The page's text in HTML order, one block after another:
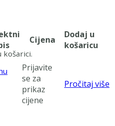
košarici.
Cijena
Dodaj u
košaricu
Prijavite
se za
prikaz
cijene
Pročitaj više